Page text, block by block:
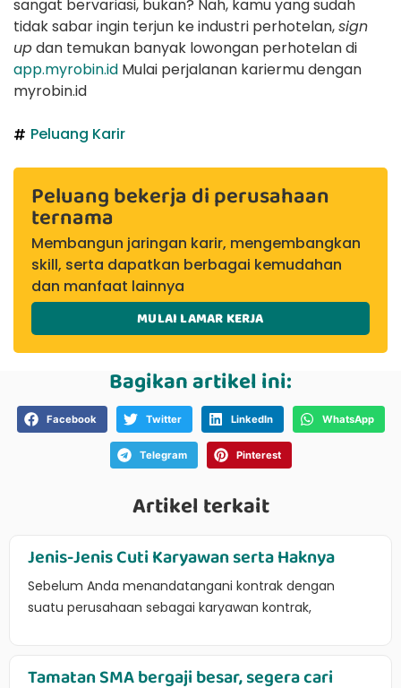
sangat bervariasi, bukan? Nah, kamu yang sudah
tidak sabar ingin terjun ke industri perhotelan,sign
updan temukan banyak lowongan perhotelan di
app.myrobin.id Mulai perjalanan kariermu dengan
myrobin.id
Peluang Karir
Peluang bekerja di perusahaan
ternama
Membangun jaringan karir, mengembangkan
skill, serta dapatkan berbagai kemudahan
dan manfaat lainnya
MULAI LAMAR KERJA
Bagikan artikel ini:
Facebook Twitter LinkedIn WhatsApp
Telegram Pinterest
Artikel terkait
Jenis-Jenis Cuti Karyawan serta Haknya
Sebelum Anda menandatangani kontrak dengan
suatu perusahaan sebagai karyawan kontrak,
Tamatan SMA bergaji besar, segera cari